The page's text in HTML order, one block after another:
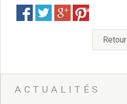
Arrêtés du Maire
Services municipaux
Pour venir nous voir
administratives
Services Techniques
Save
Retour
ACTUALITÉS